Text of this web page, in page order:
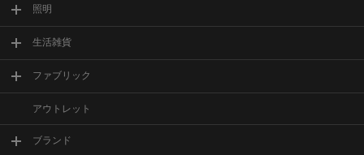
照明
生活雑貨
ファブリック
アウトレット
ブランド